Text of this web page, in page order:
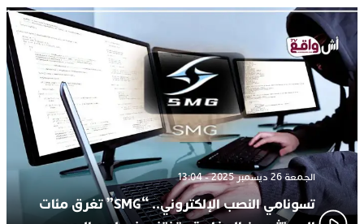
الجمعة 26 ديسمبر 2025 - 13:04
تسونامي النصب الإلكتروني.. “SMG” تغرق مئات